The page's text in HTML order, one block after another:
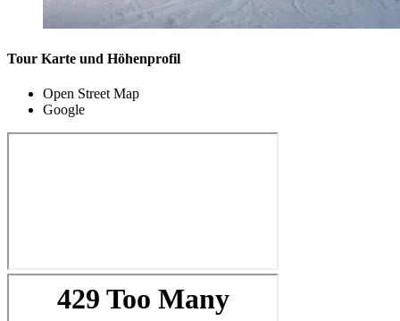
Tour Karte und Höhenprofil
Open Street Map
Google